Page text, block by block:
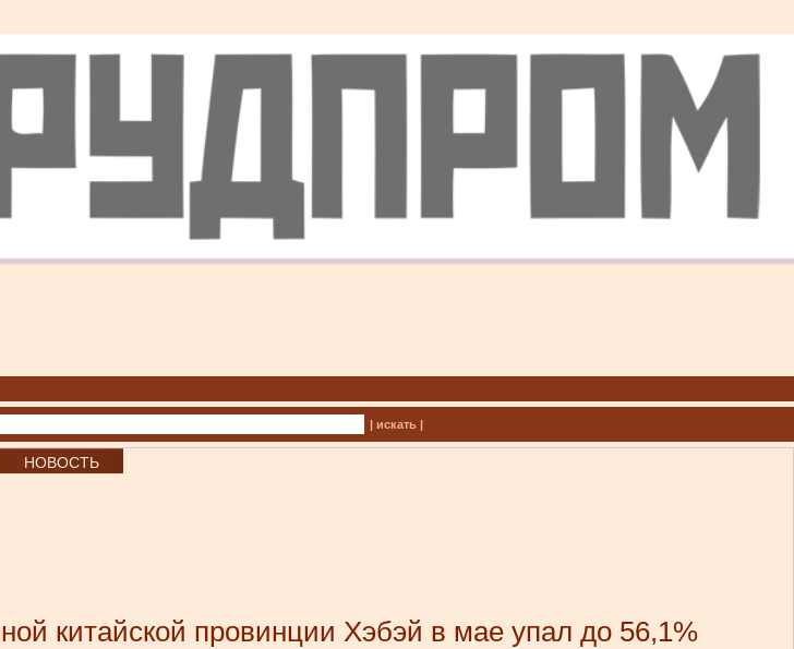
| искать |
НОВОСТЬ
китайской провинции Хэбэй в мае упал до 56,1%